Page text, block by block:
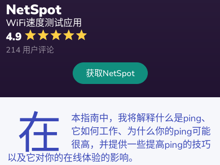
NetSpot
WiFi速度测试应用
4.9
214 用户评论
获取NetSpot
在
本指南中，我将解释什么是ping、
它如何工作、为什么你的ping可能
很高，并提供一些提高ping的技巧
以及它对你的在线体验的影响。